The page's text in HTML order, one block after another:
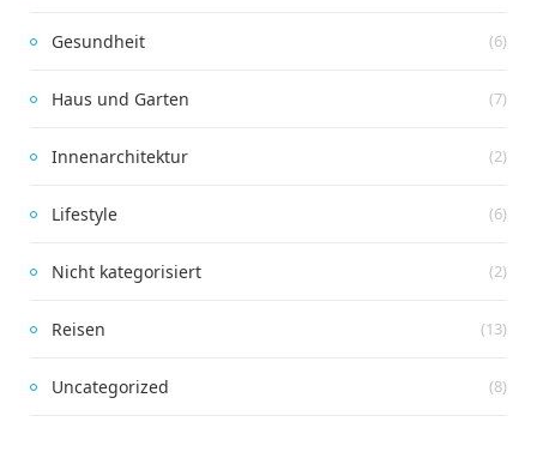
Gesundheit (6)
Haus und Garten (7)
Innenarchitektur (2)
Lifestyle (6)
Nicht kategorisiert (2)
Reisen (13)
Uncategorized (8)